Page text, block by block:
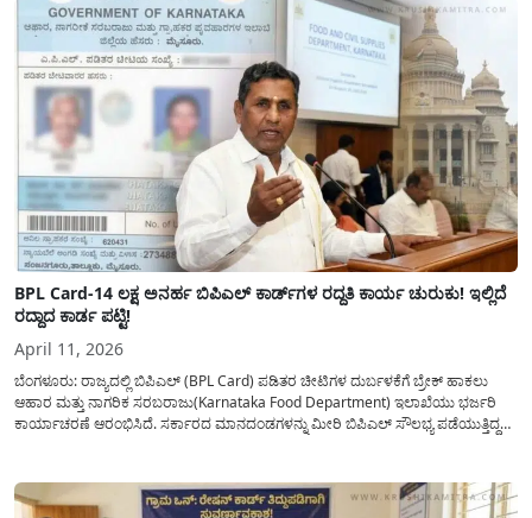
BPL Card-14 ಲಕ್ಷ ಅನರ್ಹ ಬಿಪಿಎಲ್ ಕಾರ್ಡ್‌ಗಳ ರದ್ದತಿ ಕಾರ್ಯ ಚುರುಕು! ಇಲ್ಲಿದೆ
ರದ್ದಾದ ಕಾರ್ಡ ಪಟ್ಟಿ!
April 11, 2026
ಬೆಂಗಳೂರು: ರಾಜ್ಯದಲ್ಲಿ ಬಿಪಿಎಲ್ (BPL Card) ಪಡಿತರ ಚೀಟಿಗಳ ದುರ್ಬಳಕೆಗೆ ಬ್ರೇಕ್ ಹಾಕಲು
ಆಹಾರ ಮತ್ತು ನಾಗರಿಕ ಸರಬರಾಜು(Karnataka Food Department) ಇಲಾಖೆಯು ಭರ್ಜರಿ
ಕಾರ್ಯಾಚರಣೆ ಆರಂಭಿಸಿದೆ. ಸರ್ಕಾರದ ಮಾನದಂಡಗಳನ್ನು ಮೀರಿ ಬಿಪಿಎಲ್ ಸೌಲಭ್ಯ ಪಡೆಯುತ್ತಿದ್ದ